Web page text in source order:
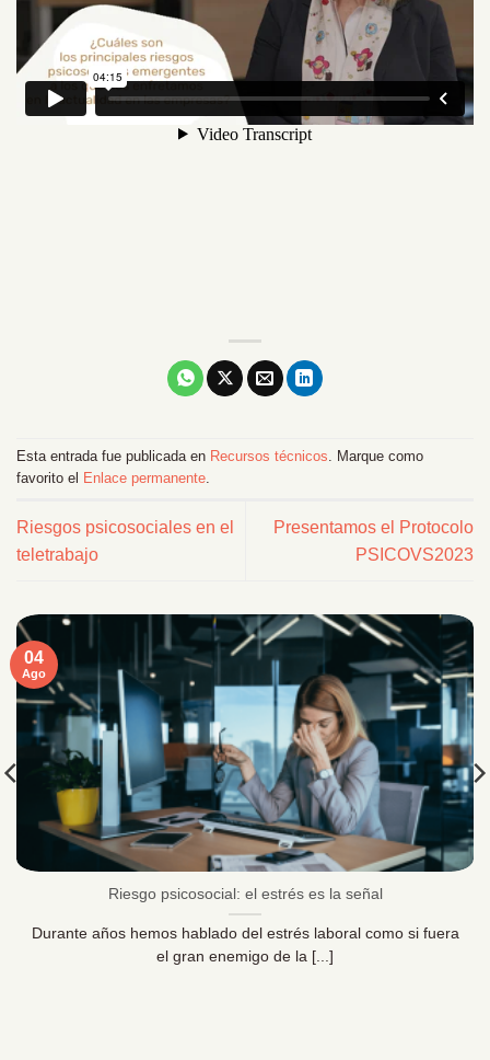
Esta entrada fue publicada en Recursos técnicos . Marque como
favorito el Enlace permanente
Riesgos psicosociales en el
teletrabajo
Presentamos el Protocolo
PSICOVS2023
Riesgo psicosocial: el estrés es la señal
Durante años hemos hablado del estrés laboral como si fuera
el gran enemigo de la [...]
04
Ago